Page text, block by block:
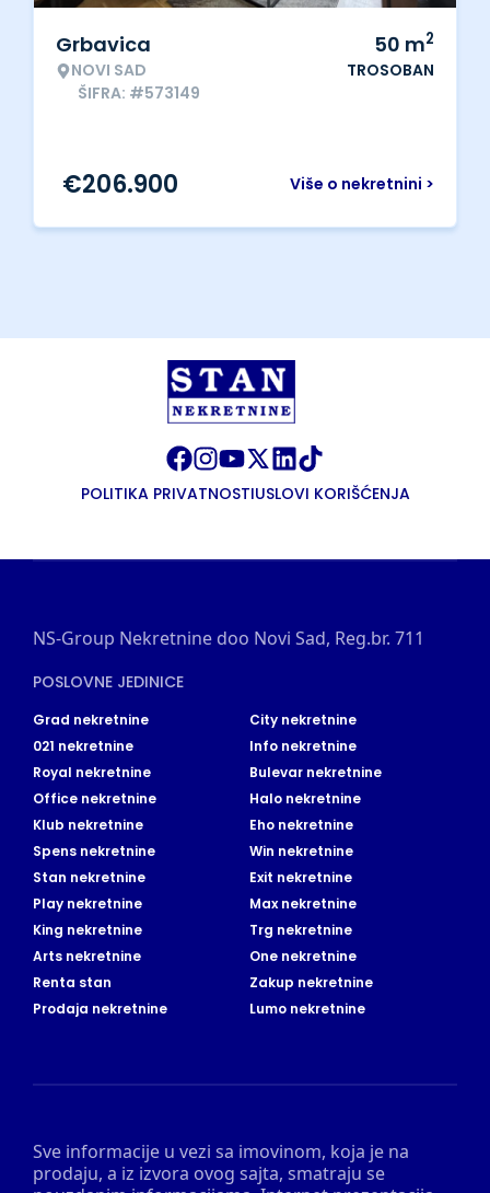
Grbavica
NOVI SAD
ŠIFRA: #573149
50 m2
TROSOBAN
Više o nekretnini >
€206.900
POLITIKA PRIVATNOSTIUSLOVI KORIŠĆENJA
Sve informacije u vezi sa imovinom, koja je na
prodaju, a iz izvora ovog sajta, smatraju se
NS-Group Nekretnine doo Novi Sad, Reg.br. 711
POSLOVNE JEDINICE
Grad nekretnine
City nekretnine
021 nekretnine
Info nekretnine
Royal nekretnine
Bulevar nekretnine
Office nekretnine
Halo nekretnine
Klub nekretnine
Eho nekretnine
Spens nekretnine
Win nekretnine
Stan nekretnine
Exit nekretnine
Play nekretnine
Max nekretnine
King nekretnine
Trg nekretnine
Arts nekretnine
One nekretnine
Renta stan
Zakup nekretnine
Prodaja nekretnine
Lumo nekretnine